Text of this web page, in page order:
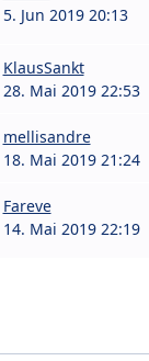
5. Jun 2019 20:13
KlausSankt
28. Mai 2019 22:53
mellisandre
18. Mai 2019 21:24
Fareve
14. Mai 2019 22:19